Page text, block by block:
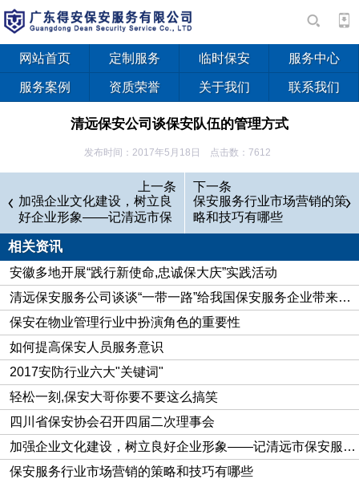
网站首页 定制服务 临时保安 服务中心
服务案例 资质荣誉 关于我们 联系我们
清远保安公司谈保安队伍的管理方式
发布时间：2017年5月18日 点击数：7612
谈保安队伍的管理方式
保安是社会上一支较强大的中坚力量，保安维护着人们的安
全财产，有了高素质的保安，社会才会更加安定，而高素质的保
安也是培养出来的，那么保安公司该如何管理保安队伍呢？
一、要提高保安自身素质，在队伍中树立良好的形象，在群
众面前表现出良好的精神风貌，不管是在平时的工作或者处理突
发事件，保安们都要把自身素质体现出来，要让保安做到尽善尽
美，有始有终。
二、 要教导保安在值勤期间，严格规范自己的举止，严禁
瞌睡、酗酒、抽烟、吃零食；不准嬉笑、打闹、看书报、聊天；
禁止做其他与工作无关的事情。
三、 保安们要注意自己的外在形象，衣容严整，文明值
勤，礼貌待人。遇到领导要敬礼，以示尊敬；回答别人的问话
时，要起立。
上一条
加强企业文化建设，树立良
好企业形象——记清远市保
安服务公司企业文化建设纪
实
下一条
保安服务行业市场营销的策
略和技巧有哪些
相关资讯
安徽多地开展“践行新使命,忠诚保大庆”实践活动
清远保安服务公司谈谈“一带一路”给我国保安服务企业带来的商机
保安在物业管理行业中扮演角色的重要性
如何提高保安人员服务意识
2017安防行业六大"关键词"
轻松一刻,保安大哥你要不要这么搞笑
四川省保安协会召开四届二次理事会
加强企业文化建设，树立良好企业形象——记清远市保安服务公司企业文化建设纪实
保安服务行业市场营销的策略和技巧有哪些